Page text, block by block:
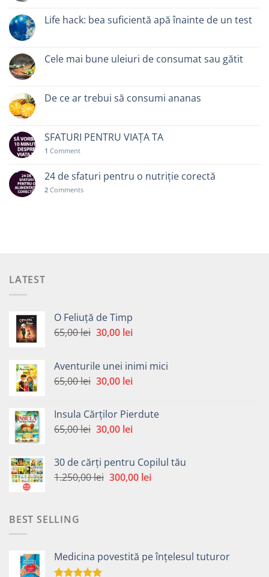
Life hack: bea suficientă apă înainte de un test
Cele mai bune uleiuri de consumat sau gătit
De ce ar trebui să consumi ananas
SFATURI PENTRU VIAȚA TA
1 Comment
24 de sfaturi pentru o nutriție corectă
2 Comments
LATEST
O Feliuță de Timp
65,00lei Prețul
fost:
65,00 lei.
30,00 leiPrețul
30,00 lei.
Aventurile unei inimi mici
65,00lei Prețul
fost:
65,00 lei.
30,00 leiPrețul
30,00 lei.
Insula Cărților Pierdute
65,00lei Prețul
fost:
65,00 lei.
30,00 leiPrețul
30,00 lei.
30 de cărți pentru Copilul tău
1.250,00lei Prețul
300,00 leiPrețul
BEST SELLING
Medicina povestită pe înțelesul tuturor